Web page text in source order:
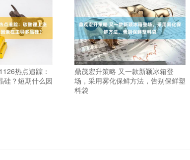
热点追踪：
硅？短期什么因
鼎茂宏升策略 又一款新颖冰箱登
场，采用雾化保鲜方法，告别保鲜塑
料袋